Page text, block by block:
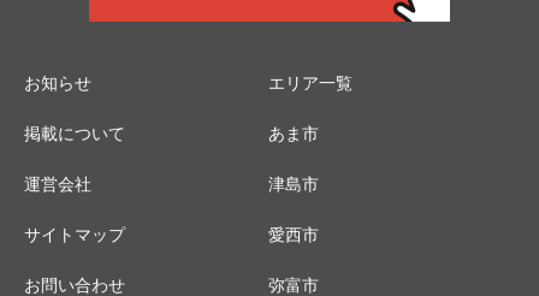
お知らせ
掲載について
運営会社
サイトマップ
お問い合わせ
エリア一覧
あま市
津島市
愛西市
弥富市